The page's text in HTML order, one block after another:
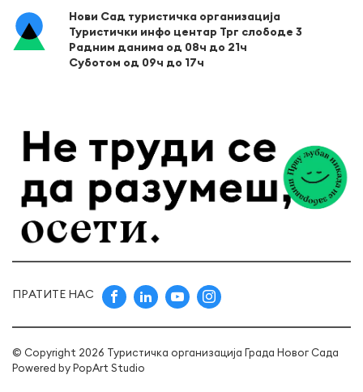
Нови Сад туристичка организација
Туристички инфо центар Трг слободе 3
Радним данима од 08ч до 21ч
Суботом од 09ч до 17ч
ПРАТИТЕ НАС
© Copyright 2026 Туристичка организација Града Новог Сада
Powered byPopArt Studio